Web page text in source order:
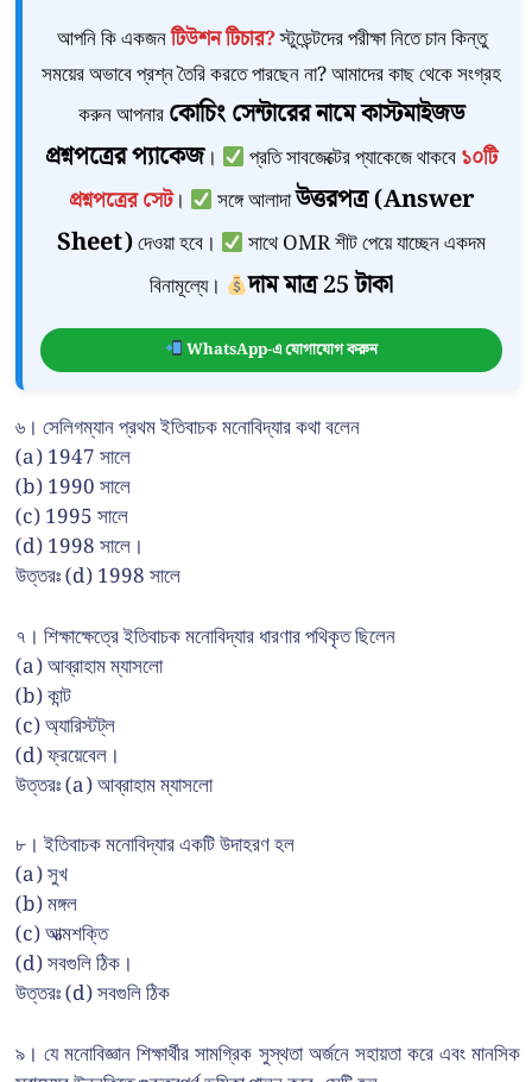
আপনি কি একজনটিউশন টিচার?স্টুডেন্টদের পরীক্ষা নিতে চান কিন্তু
সময়ের অভাবে প্রশ্ন তৈরি করতে পারছেন না? আমাদের কাছ থেকে সংগ্রহ
করুন আপনারকোচিং সেন্টারের নামে কাস্টমাইজড
প্রশ্নপত্রের প্যাকেজ। প্রতি সাবজেক্টের প্যাকেজে থাকবে১০টি
প্রশ্নপত্রের সেট। সঙ্গে আলাদাউত্তরপত্র (Answer
Sheet)দেওয়া হবে।
সাথে OMR শীট পেয়ে যাচ্ছেন একদম
বিনামূল্যে।
দাম মাত্র 25 টাকা
WhatsApp-এ যোগাযোগ করুন
৬। সেলিগম্যান প্রথম ইতিবাচক মনোবিদ্যার কথা বলেন
(a) 1947 সালে
(b) 1990 সালে
(c) 1995 সালে
(d) 1998 সালে।
উত্তরঃ (d) 1998 সালে
৭। শিক্ষাক্ষেত্রে ইতিবাচক মনোবিদ্যার ধারণার পথিকৃত ছিলেন
(a) আব্রাহাম ম্যাসলো
(b) কান্ট
(c) অ্যারিস্টট্ল
(d) ফ্রয়েবেল।
উত্তরঃ (a) আব্রাহাম ম্যাসলো
৮। ইতিবাচক মনোবিদ্যার একটি উদাহরণ হল
(a) সুখ
(b) মঙ্গল
(c) আত্মশক্তি
(d) সবগুলি ঠিক।
উত্তরঃ (d) সবগুলি ঠিক
৯। যে মনোবিজ্ঞান শিক্ষার্থীর সামগ্রিক সুস্থতা অর্জনে সহায়তা করে এবং মানসিক